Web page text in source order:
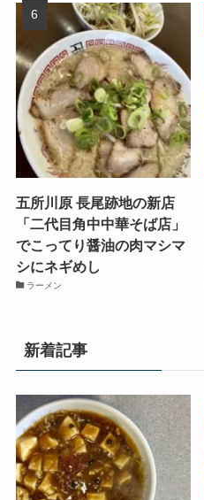
五所川原 長尾跡地の新店
「二代目角中中華そば店」
でこってり醤油の肉マシマ
シにネギめし
ラーメン
新着記事